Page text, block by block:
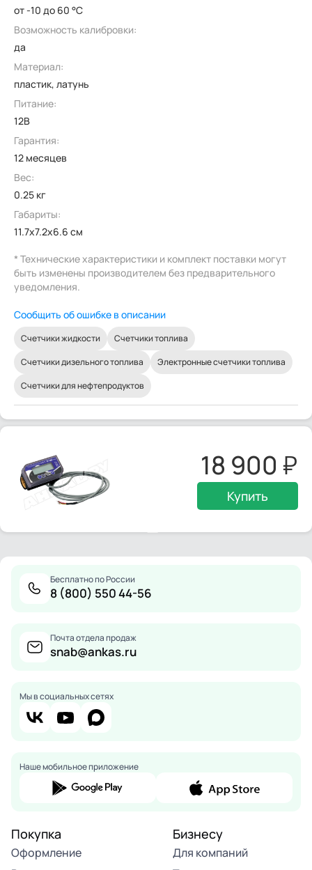
от -10 до 60 °C
Возможность калибровки:
да
Материал:
пластик, латунь
Питание:
12В
Гарантия:
12 месяцев
Вес:
0.25 кг
Габариты:
11.7x7.2x6.6 см
* Технические характеристики и комплект поставки могут
быть изменены производителем без предварительного
уведомления.
Сообщить об ошибке в описании
Счетчики жидкости
Счетчики топлива
Счетчики дизельного топлива
Электронные счетчики топлива
Счетчики для нефтепродуктов
18 900
Купить
Бесплатно по России
8 (800) 550 44-56
Почта отдела продаж
snab@ankas.ru
Мы в социальных сетях
Наше мобильное приложение
Покупка
Оформление
Бизнесу
Для компаний